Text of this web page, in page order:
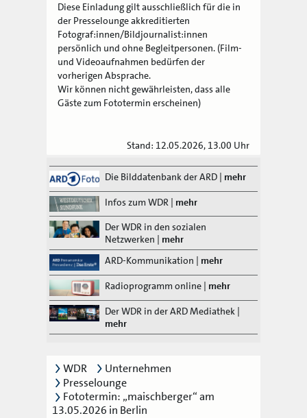
Diese Einladung gilt ausschließlich für die in
der Presselounge akkreditierten
Fotograf:innen/Bildjournalist:innen
persönlich und ohne Begleitpersonen. (Film-
und Videoaufnahmen bedürfen der
vorherigen Absprache.
Wir können nicht gewährleisten, dass alle
Gäste zum Fototermin erscheinen)
Stand: 12.05.2026, 13.00 Uhr
Die Bilddatenbank der ARD | mehr
Infos zum WDR | mehr
Der WDR in den sozialen
Netzwerken | mehr
ARD-Kommunikation | mehr
Radioprogramm online | mehr
Der WDR in der ARD Mediathek |
mehr
WDR
Unternehmen
Presselounge
Fototermin: „maischberger“ am
13.05.2026 in Berlin